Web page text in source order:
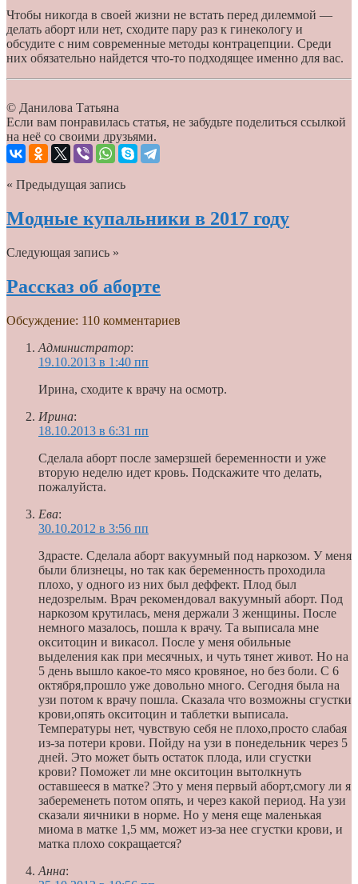
Чтобы никогда в своей жизни не встать перед дилеммой —
делать аборт или нет, сходите пару раз к гинекологу и
обсудите с ним современные методы контрацепции. Среди
них обязательно найдется что-то подходящее именно для вас.
© Данилова Татьяна
Если вам понравилась статья, не забудьте поделиться ссылкой
на неё со своими друзьями.
« Предыдущая запись
Модные купальники в 2017 году
Следующая запись »
Рассказ об аборте
Обсуждение: 110 комментариев
Администратор:
19.10.2013 в 1:40 пп
Ирина, сходите к врачу на осмотр.
Ирина:
18.10.2013 в 6:31 пп
Cделала аборт после замерзшей беременности и уже
вторую неделю идет кровь. Подскажите что делать,
пожалуйста.
Ева:
30.10.2012 в 3:56 пп
Здрасте. Сделала аборт вакуумный под наркозом. У меня
были близнецы, но так как беременность проходила
плохо, у одного из них был деффект. Плод был
недозрелым. Врач рекомендовал вакуумный аборт. Под
наркозом крутилась, меня держали 3 женщины. После
немного мазалось, пошла к врачу. Та выписала мне
окситоцин и викасол. После у меня обильные
выделения как при месячных, и чуть тянет живот. Но на
5 день вышло какое-то мясо кровяное, но без боли. С 6
октября,прошло уже довольно много. Сегодня была на
узи потом к врачу пошла. Сказала что возможны сгустки
крови,опять окситоцин и таблетки выписала.
Температуры нет, чувствую себя не плохо,просто слабая
из-за потери крови. Пойду на узи в понедельник через 5
дней. Это может быть остаток плода, или сгустки
крови? Поможет ли мне окситоцин вытолкнуть
оставшееся в матке? Это у меня первый аборт,смогу ли я
забеременеть потом опять, и через какой период. На узи
сказали яичники в норме. Но у меня еще маленькая
миома в матке 1,5 мм, может из-за нее сгустки крови, и
матка плохо сокращается?
Анна: